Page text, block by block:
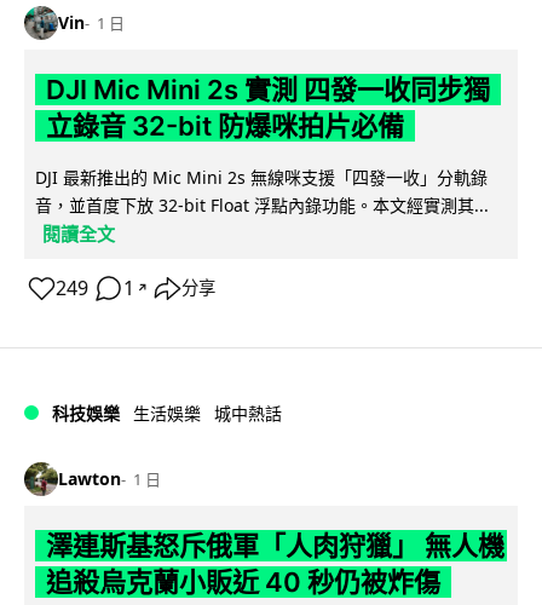
Vin 1 日
DJI Mic Mini 2s 實測 四發一收同步獨
立錄音 32-bit 防爆咪拍片必備
DJI 最新推出的 Mic Mini 2s 無線咪支援「四發一收」分軌錄
音，並首度下放 32-bit Float 浮點內錄功能。本文經實測其...
閱讀全文
249 1 ↗ 分享
科技娛樂 生活娛樂 城中熱話
Lawton 1 日
澤連斯基怒斥俄軍「人肉狩獵」 無人機
追殺烏克蘭小販近 40 秒仍被炸傷